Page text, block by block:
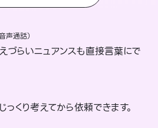
声通話）
づらいニュアンスも直接言葉にで
くり考えてから依頼できます。